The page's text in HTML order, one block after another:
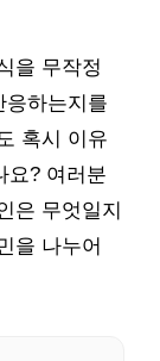
을 무작정
응하는지를
혹시 이유
요? 여러분
은 무엇일지
을 나누어